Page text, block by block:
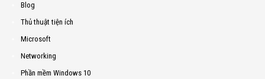
Blog
Thủ thuật tiện ích
Microsoft
Networking
Phần mềm Windows 10